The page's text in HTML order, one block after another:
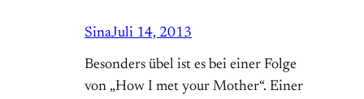
SinaJuli 14, 2013
Besonders übel ist es bei einer Folge
von „How I met your Mother“. Einer